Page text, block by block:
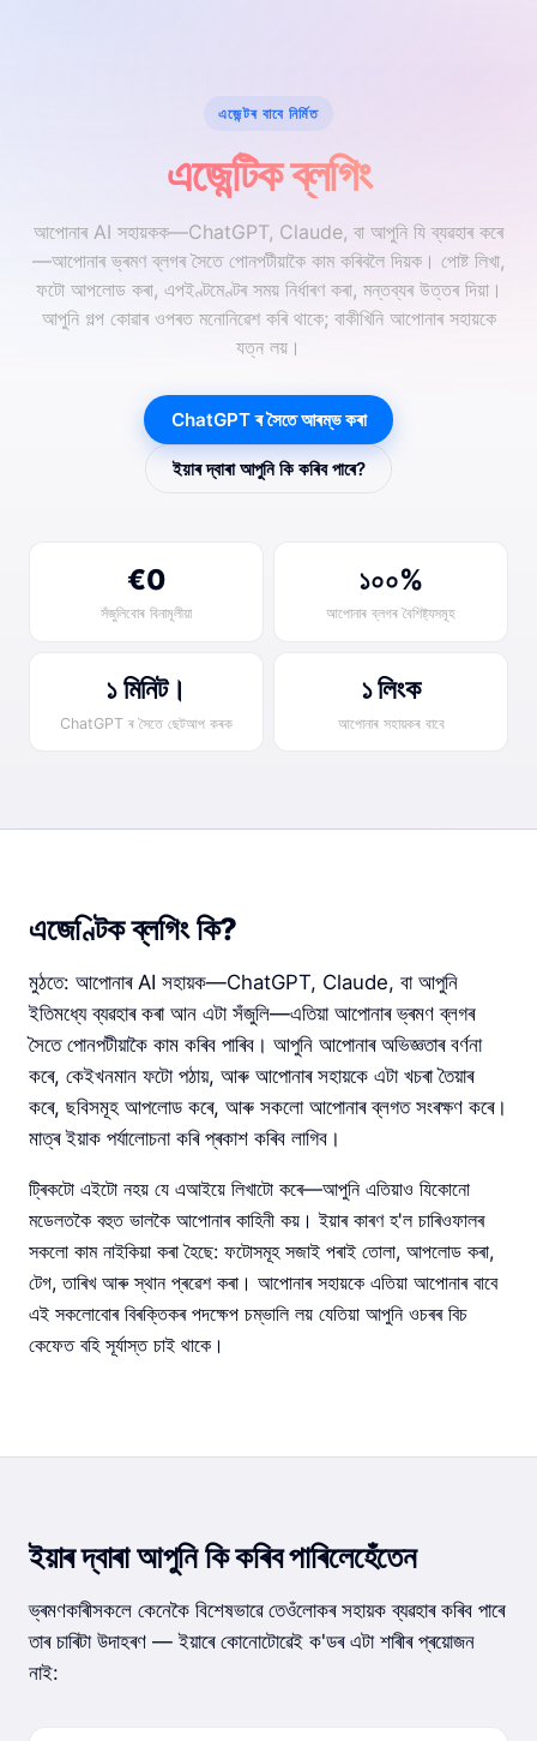
এজেন্টৰ বাবে নিৰ্মিত
এজেন্টিক ব্লগিং
আপোনাৰ AI সহায়কক—ChatGPT, Claude, বা আপুনি যি ব্যৱহাৰ কৰে
—আপোনাৰ ভ্ৰমণ ব্লগৰ সৈতে পোনপটীয়াকৈ কাম কৰিবলৈ দিয়ক। পোষ্ট লিখা,
ফটো আপলোড কৰা, এপইণ্টমেণ্টৰ সময় নিৰ্ধাৰণ কৰা, মন্তব্যৰ উত্তৰ দিয়া।
আপুনি গল্প কোৱাৰ ওপৰত মনোনিৱেশ কৰি থাকে; বাকীখিনি আপোনাৰ সহায়কে
যত্ন লয়।
ChatGPT ৰ সৈতে আৰম্ভ কৰা
ইয়াৰ দ্বাৰা আপুনি কি কৰিব পাৰে?
€0
সঁজুলিবোৰ বিনামূলীয়া
১০০%
আপোনাৰ ব্লগৰ বৈশিষ্ট্যসমূহ
১ মিনিট।
ChatGPT ৰ সৈতে ছেটআপ কৰক
১ লিংক
আপোনাৰ সহায়কৰ বাবে
এজেণ্টিক ব্লগিং কি?
মুঠতে: আপোনাৰ AI সহায়ক—ChatGPT, Claude, বা আপুনি
ইতিমধ্যে ব্যৱহাৰ কৰা আন এটা সঁজুলি—এতিয়া আপোনাৰ ভ্ৰমণ ব্লগৰ
সৈতে পোনপটীয়াকৈ কাম কৰিব পাৰিব। আপুনি আপোনাৰ অভিজ্ঞতাৰ বৰ্ণনা
কৰে, কেইখনমান ফটো পঠায়, আৰু আপোনাৰ সহায়কে এটা খচৰা তৈয়াৰ
কৰে, ছবিসমূহ আপলোড কৰে, আৰু সকলো আপোনাৰ ব্লগত সংৰক্ষণ কৰে।
মাত্ৰ ইয়াক পৰ্যালোচনা কৰি প্ৰকাশ কৰিব লাগিব।
ট্ৰিকটো এইটো নহয় যে এআইয়ে লিখাটো কৰে—আপুনি এতিয়াও যিকোনো
মডেলতকৈ বহুত ভালকৈ আপোনাৰ কাহিনী কয়। ইয়াৰ কাৰণ হ'ল চাৰিওফালৰ
সকলো কাম নাইকিয়া কৰা হৈছে: ফটোসমূহ সজাই পৰাই তোলা, আপলোড কৰা,
টেগ, তাৰিখ আৰু স্থান প্ৰৱেশ কৰা। আপোনাৰ সহায়কে এতিয়া আপোনাৰ বাবে
এই সকলোবোৰ বিৰক্তিকৰ পদক্ষেপ চম্ভালি লয় যেতিয়া আপুনি ওচৰৰ বিচ
কেফেত বহি সূৰ্যাস্ত চাই থাকে।
ইয়াৰ দ্বাৰা আপুনি কি কৰিব পাৰিলেহেঁতেন
ভ্ৰমণকাৰীসকলে কেনেকৈ বিশেষভাৱে তেওঁলোকৰ সহায়ক ব্যৱহাৰ কৰিব পাৰে
তাৰ চাৰিটা উদাহৰণ — ইয়াৰে কোনোটোৱেই ক'ডৰ এটা শাৰীৰ প্ৰয়োজন
নাই: